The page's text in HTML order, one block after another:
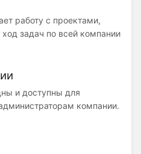
работу с проектами,
задач по всей компании
и доступны для
компании.